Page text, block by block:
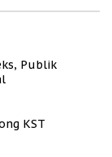
Publik
KST